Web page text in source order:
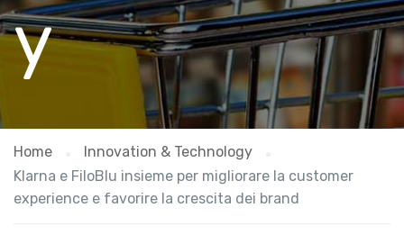
y
Home
Innovation & Technology
Klarna e FiloBlu insieme per migliorare la customer
experience e favorire la crescita dei brand